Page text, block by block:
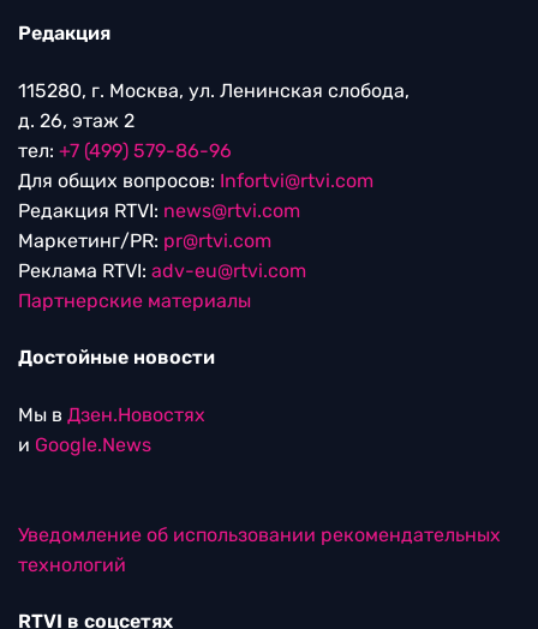
Редакция
115280, г. Москва, ул. Ленинская слобода,
д. 26, этаж 2
тел: +7 (499) 579-86-96
Для общих вопросов: Infortvi@rtvi.com
Редакция RTVI: news@rtvi.com
Маркетинг/PR: pr@rtvi.com
Реклама RTVI: adv-eu@rtvi.com
Партнерские материалы
Достойные новости
Мы в Дзен.Новостях
и Google.News
Уведомление об использовании рекомендательных
технологий
RTVI в соцсетях